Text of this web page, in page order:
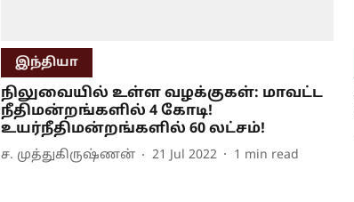
இந்தியா
நிலுவையில் உள்ள வழக்குகள்: மாவட்ட
நீதிமன்றங்களில் 4 கோடி!
உயர்நீதிமன்றங்களில் 60 லட்சம்!
ச. முத்துகிருஷ்ணன் 21 Jul 2022 1 min read